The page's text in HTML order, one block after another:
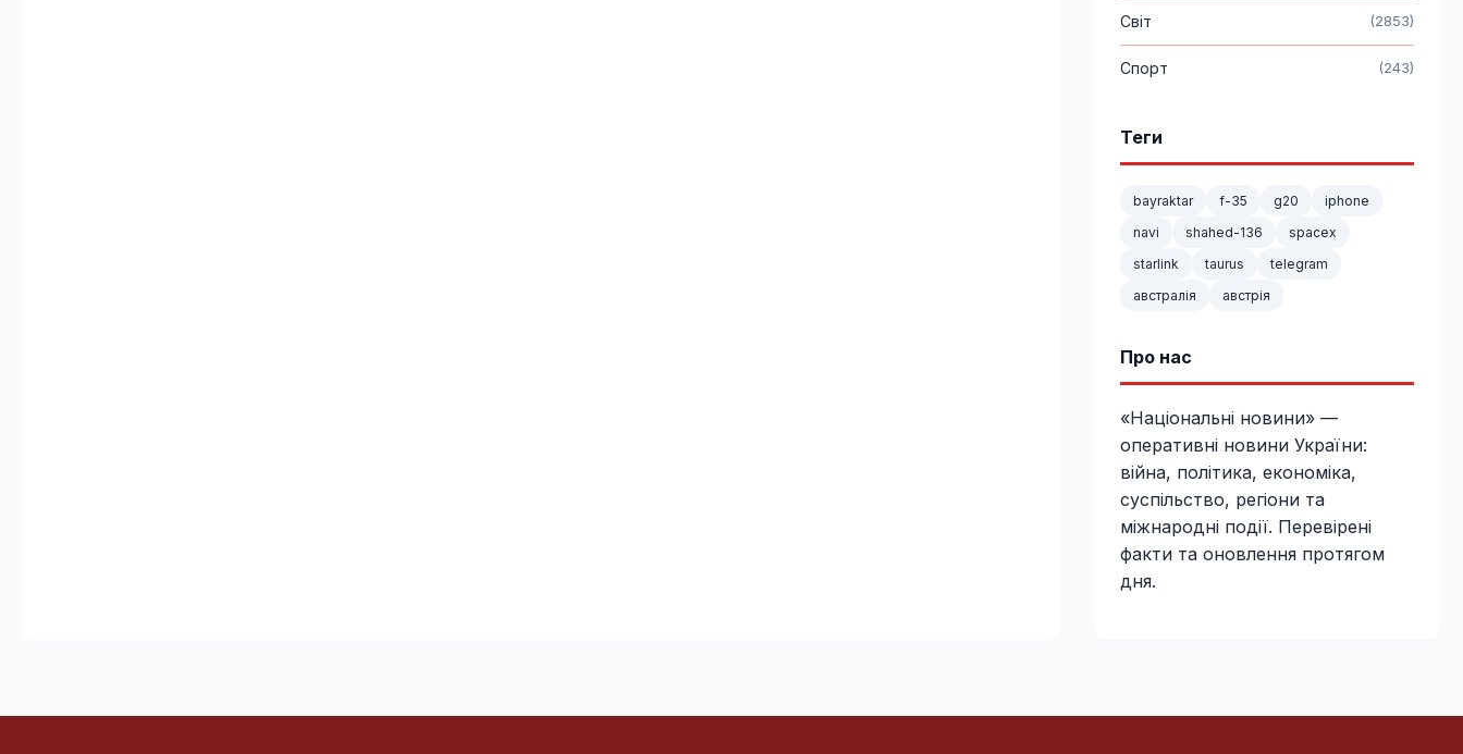
Світ (2853)
Спорт (243)
Теги
bayraktar f-35 g20
iphone
navi
shahed-136
spacex
starlink
taurus
telegram
австралія
австрія
Про нас
«Національні новини» —
оперативні новини України:
війна, політика, економіка,
суспільство, регіони та
міжнародні події. Перевірені
факти та оновлення протягом
дня.